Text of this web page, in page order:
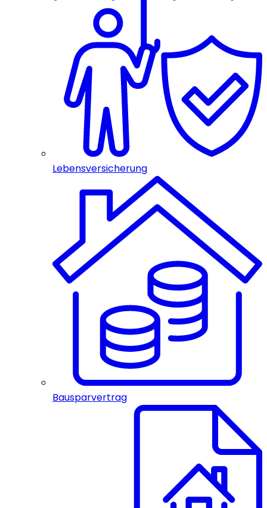
Lebensversicherung
Bausparvertrag